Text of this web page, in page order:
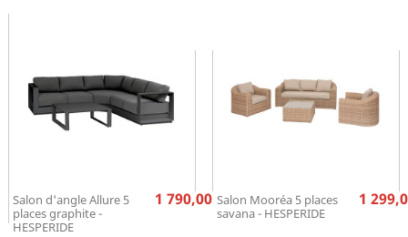
Salon d'angle Allure 5
places graphite -
HESPERIDE
Prix
1 790,00 €Salon Mooréa 5 places
savana - HESPERIDE
1